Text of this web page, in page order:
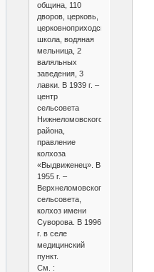
община, 110
дворов, церковь,
церковноприходская
школа, водяная
мельница, 2
валяльных
заведения, 3
лавки. В 1939 г. –
центр
сельсовета
Нижнеломовского
района,
правление
колхоза
«Выдвиженец». В
1955 г. –
Верхнеломовского
сельсовета,
колхоз имени
Суворова. В 1996
г. в селе
медицинский
пункт.
См. :